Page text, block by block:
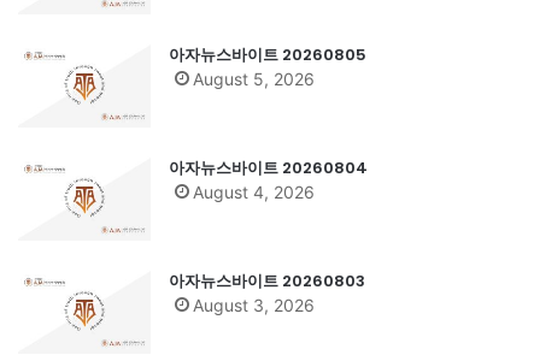
아자뉴스바이트 20260805
August 5, 2026
아자뉴스바이트 20260804
August 4, 2026
아자뉴스바이트 20260803
August 3, 2026